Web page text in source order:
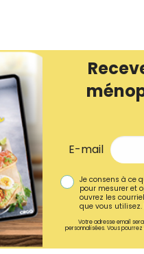
E-mail
Je consens à ce
pour mesurer et
ouvrez les
que vous
Votre adresse email
personnalisées. Vous